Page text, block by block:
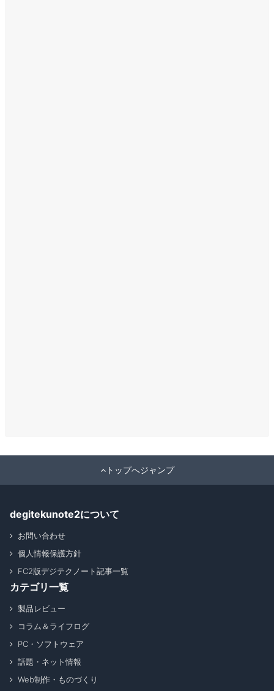
トップへジャンプ
degitekunote2について
お問い合わせ
個人情報保護方針
FC2版デジテクノート記事一覧
カテゴリ一覧
製品レビュー
コラム＆ライフログ
PC・ソフトウェア
話題・ネット情報
Web制作・ものづくり